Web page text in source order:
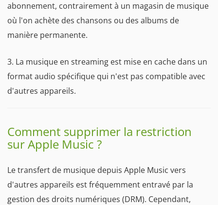
abonnement, contrairement à un magasin de musique
où l'on achète des chansons ou des albums de
manière permanente.
3. La musique en streaming est mise en cache dans un
format audio spécifique qui n'est pas compatible avec
d'autres appareils.
Comment supprimer la restriction
sur Apple Music ?
Le transfert de musique depuis Apple Music vers
d'autres appareils est fréquemment entravé par la
gestion des droits numériques (DRM). Cependant,